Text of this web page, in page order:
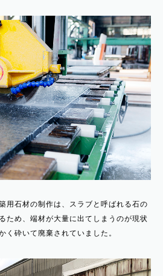
用石材の制作は、スラブと呼ばれる石の
ため、端材が大量に出てしまうのが現状
く砕いて廃棄されていました。